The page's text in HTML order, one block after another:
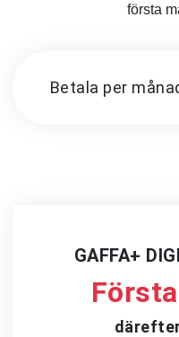
första
Betala per
GAFFA+